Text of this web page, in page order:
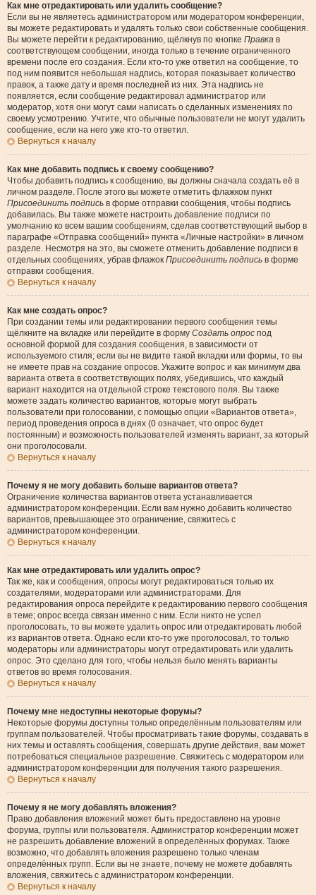
Как мне отредактировать или удалить сообщение?
Если вы не являетесь администратором или модератором конференции,
вы можете редактировать и удалять только свои собственные сообщения.
Вы можете перейти к редактированию, щёлкнув по кнопке Правка в
соответствующем сообщении, иногда только в течение ограниченного
времени после его создания. Если кто-то уже ответил на сообщение, то
под ним появится небольшая надпись, которая показывает количество
правок, а также дату и время последней из них. Эта надпись не
появляется, если сообщение редактировал администратор или
модератор, хотя они могут сами написать о сделанных изменениях по
своему усмотрению. Учтите, что обычные пользователи не могут удалить
сообщение, если на него уже кто-то ответил.
Вернуться к началу
Как мне добавить подпись к своему сообщению?
Чтобы добавить подпись к сообщению, вы должны сначала создать её в
личном разделе. После этого вы можете отметить флажком пункт
Присоединить подпись в форме отправки сообщения, чтобы подпись
добавилась. Вы также можете настроить добавление подписи по
умолчанию ко всем вашим сообщениям, сделав соответствующий выбор в
параграфе «Отправка сообщений» пункта «Личные настройки» в личном
разделе. Несмотря на это, вы сможете отменить добавление подписи в
отдельных сообщениях, убрав флажок Присоединить подпись в форме
отправки сообщения.
Вернуться к началу
Как мне создать опрос?
При создании темы или редактировании первого сообщения темы
щёлкните на вкладке или перейдите в форму Создать опрос под
основной формой для создания сообщения, в зависимости от
используемого стиля; если вы не видите такой вкладки или формы, то вы
не имеете прав на создание опросов. Укажите вопрос и как минимум два
варианта ответа в соответствующих полях, убедившись, что каждый
вариант находится на отдельной строке текстового поля. Вы также
можете задать количество вариантов, которые могут выбрать
пользователи при голосовании, с помощью опции «Вариантов ответа»,
период проведения опроса в днях (0 означает, что опрос будет
постоянным) и возможность пользователей изменять вариант, за который
они проголосовали.
Вернуться к началу
Почему я не могу добавить больше вариантов ответа?
Ограничение количества вариантов ответа устанавливается
администратором конференции. Если вам нужно добавить количество
вариантов, превышающее это ограничение, свяжитесь с
администратором конференции.
Вернуться к началу
Как мне отредактировать или удалить опрос?
Так же, как и сообщения, опросы могут редактироваться только их
создателями, модераторами или администраторами. Для
редактирования опроса перейдите к редактированию первого сообщения
в теме; опрос всегда связан именно с ним. Если никто не успел
проголосовать, то вы можете удалить опрос или отредактировать любой
из вариантов ответа. Однако если кто-то уже проголосовал, то только
модераторы или администраторы могут отредактировать или удалить
опрос. Это сделано для того, чтобы нельзя было менять варианты
ответов во время голосования.
Вернуться к началу
Почему мне недоступны некоторые форумы?
Некоторые форумы доступны только определённым пользователям или
группам пользователей. Чтобы просматривать такие форумы, создавать в
них темы и оставлять сообщения, совершать другие действия, вам может
потребоваться специальное разрешение. Свяжитесь с модератором или
администратором конференции для получения такого разрешения.
Вернуться к началу
Почему я не могу добавлять вложения?
Право добавления вложений может быть предоставлено на уровне
форума, группы или пользователя. Администратор конференции может
не разрешить добавление вложений в определённых форумах. Также
возможно, что добавлять вложения разрешено только членам
определённых групп. Если вы не знаете, почему не можете добавлять
вложения, свяжитесь с администратором конференции.
Вернуться к началу